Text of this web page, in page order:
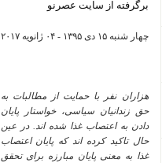
برگرفته از سایت عصرنو
چهار شنبه ۱۵ دی ۱۳۹۵ -۰۴ ژانويه ۲۰۱۷
هزاران نفر با حمایت از مطالبات به
حق زندانیان سیاسی، خواستار پایان
دادن به اعتصاب غذا شده اند. در عین
حال تاکید کرده اند که پایان اعتصاب
غذا به معنی پایان مبارزه برای تحقق